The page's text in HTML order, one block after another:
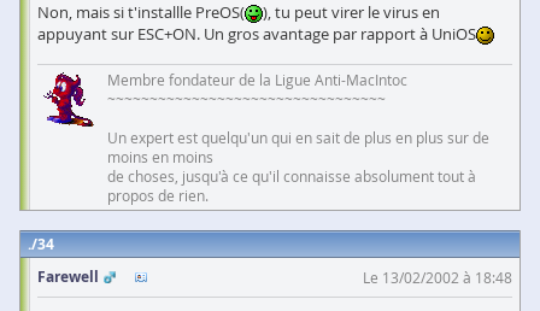
Non, mais si t'installle PreOS(
), tu peut virer le virus en
appuyant sur ESC+ON. Un gros avantage par rapport à UniOS
Membre fondateur de la Ligue Anti-MacIntoc
~~~~~~~~~~~~~~~~~~~~~~~~~~~~~~~~~
Un expert est quelqu'un qui en sait de plus en plus sur de
moins en moins
de choses, jusqu'à ce qu'il connaisse absolument tout à
propos de rien.
34
Farewell
Le 13/02/2002 à 18:48